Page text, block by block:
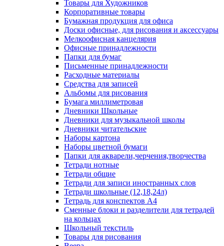
Товары для Художников
Корпоративные товары
Бумажная продукция для офиса
Доски офисные, для рисования и аксессуары
Мелкоофисная канцелярия
Офисные принадлежности
Папки для бумаг
Письменные принадлежности
Расходные материалы
Средства для записей
Альбомы для рисования
Бумага миллиметровая
Дневники Школьные
Дневники для музыкальной школы
Дневники читательские
Наборы картона
Наборы цветной бумаги
Папки для акварели,черчения,творчества
Тетради нотные
Тетради общие
Тетради для записи иностранных слов
Тетради школьные (12,18,24л)
Тетрадь для конспектов А4
Сменные блоки и разделители для тетрадей
на кольцах
Школьный текстиль
Товары для рисования